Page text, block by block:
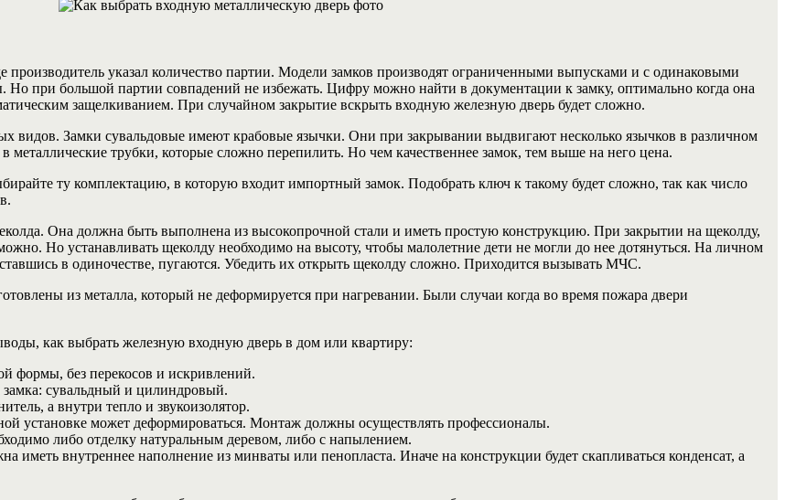
производитель указал количество партии. Модели замков производят ограниченными выпусками и с одинаковыми
Но при большой партии совпадений не избежать. Цифру можно найти в документации к замку, оптимально когда она
защелкиванием. При случайном закрытие вскрыть входную железную дверь будет сложно.
видов. Замки сувальдовые имеют крабовые язычки. Они при закрывании выдвигают несколько язычков в различном
металлические трубки, которые сложно перепилить. Но чем качественнее замок, тем выше на него цена.
ту комплектацию, в которую входит импортный замок. Подобрать ключ к такому будет сложно, так как число
Она должна быть выполнена из высокопрочной стали и иметь простую конструкцию. При закрытии на щеколду,
Но устанавливать щеколду необходимо на высоту, чтобы малолетние дети не могли до нее дотянуться. На личном
в одиночестве, пугаются. Убедить их открыть щеколду сложно. Приходится вызывать МЧС.
из металла, который не деформируется при нагревании. Были случаи когда во время пожара двери
как выбрать железную входную дверь в дом или квартиру:
формы, без перекосов и искривлений.
сувальдный и цилиндровый.
а внутри тепло и звукоизолятор.
установке может деформироваться. Монтаж должны осуществлять профессионалы.
либо отделку натуральным деревом, либо с напылением.
иметь внутреннее наполнение из минваты или пенопласта. Иначе на конструкции будет скапливаться конденсат, а